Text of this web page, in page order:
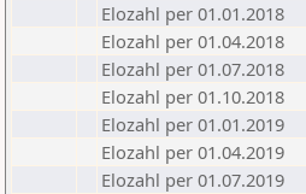
Elozahl per 01.01.2018
Elozahl per 01.04.2018
Elozahl per 01.07.2018
Elozahl per 01.10.2018
Elozahl per 01.01.2019
Elozahl per 01.04.2019
Elozahl per 01.07.2019